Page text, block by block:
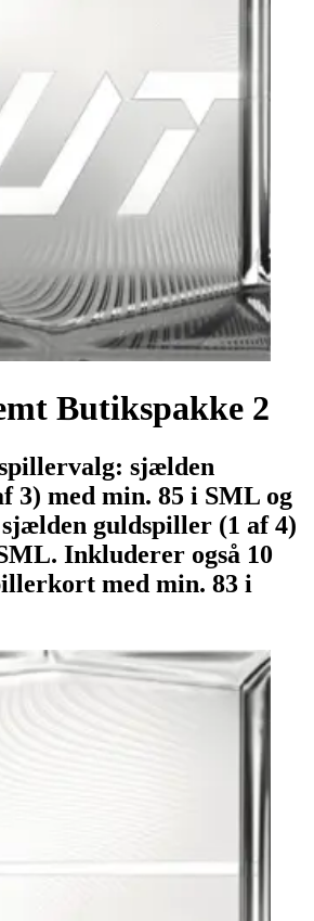
Butikspakke 2
sjælden
3) med min. 85 i SML og
guldspiller (1 af 4)
Inkluderer også 10
med min. 83 i